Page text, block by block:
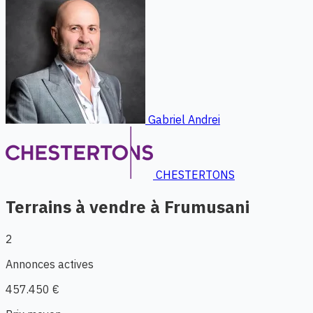
Gabriel Andrei
CHESTERTONS
Terrains à vendre à Frumusani
2
Annonces actives
457.450 €